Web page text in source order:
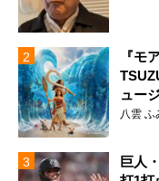
『モ
ュー
声を
八雲 ふ
巨人